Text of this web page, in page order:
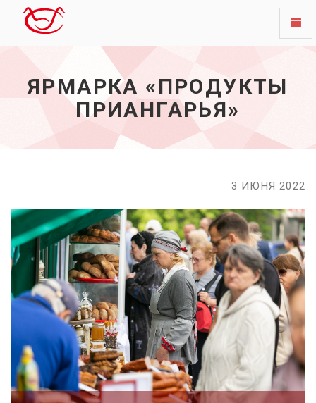
начало
ЯРМАРКА «ПРОДУКТЫ
ПРИАНГАРЬЯ»
3 ИЮНЯ 2022